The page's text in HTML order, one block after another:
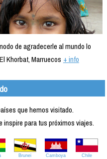
de agradecerle al mundo lo
Khorbat, Marruecos + info
que hemos visitado.
inspire para tus próximos viajes.
Brunei Camboya Chile